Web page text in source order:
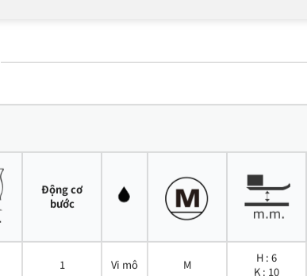
Động cơ
bước
1 Vi mô M
H : 6
K : 10